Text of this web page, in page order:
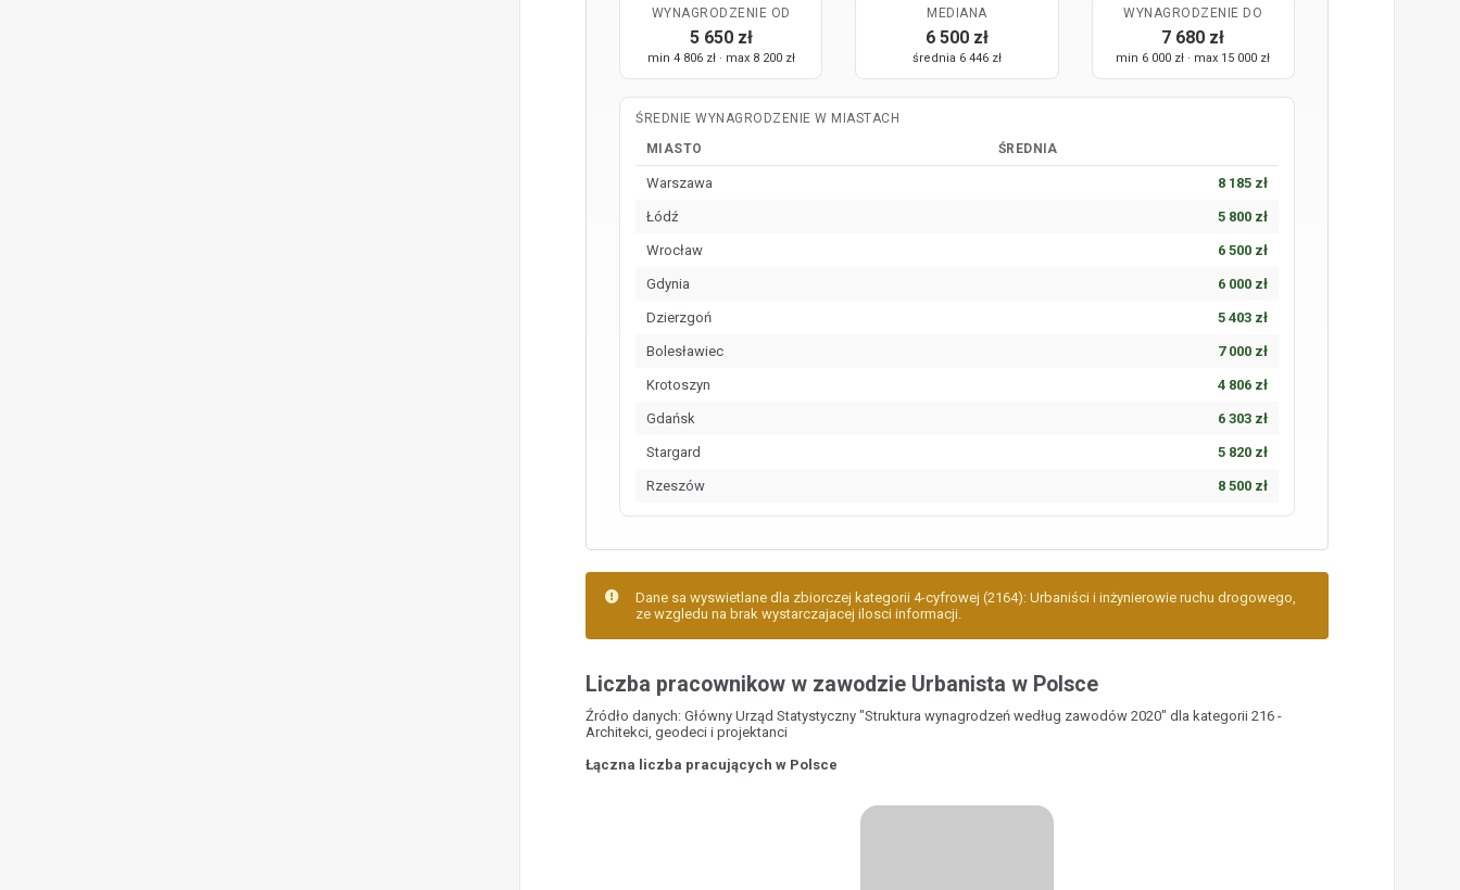
WYNAGRODZENIE OD
5 650 zł
min 4 806 zł · max 8 200 zł
MEDIANA
6 500 zł
średnia 6 446 zł
WYNAGRODZENIE DO
7 680 zł
min 6 000 zł · max 15 000 zł
ŚREDNIE WYNAGRODZENIE W MIASTACH
MIASTO
ŚREDNIA
Warszawa 8 185 zł
Łódź 5 800 zł
Wrocław 6 500 zł
Gdynia 6 000 zł
Dzierzgoń 5 403 zł
Bolesławiec 7 000 zł
Krotoszyn 4 806 zł
Gdańsk 6 303 zł
Stargard 5 820 zł
Rzeszów 8 500 zł
Dane sa wyswietlane dla zbiorczej kategorii 4-cyfrowej (2164): Urbaniści i inżynierowie ruchu drogowego,
ze wzgledu na brak wystarczajacej ilosci informacji.
Liczba pracownikow w zawodzie Urbanista w Polsce
Źródło danych: Główny Urząd Statystyczny "Struktura wynagrodzeń według zawodów 2020" dla kategorii 216 -
Architekci, geodeci i projektanci
Łączna liczba pracujących w Polsce